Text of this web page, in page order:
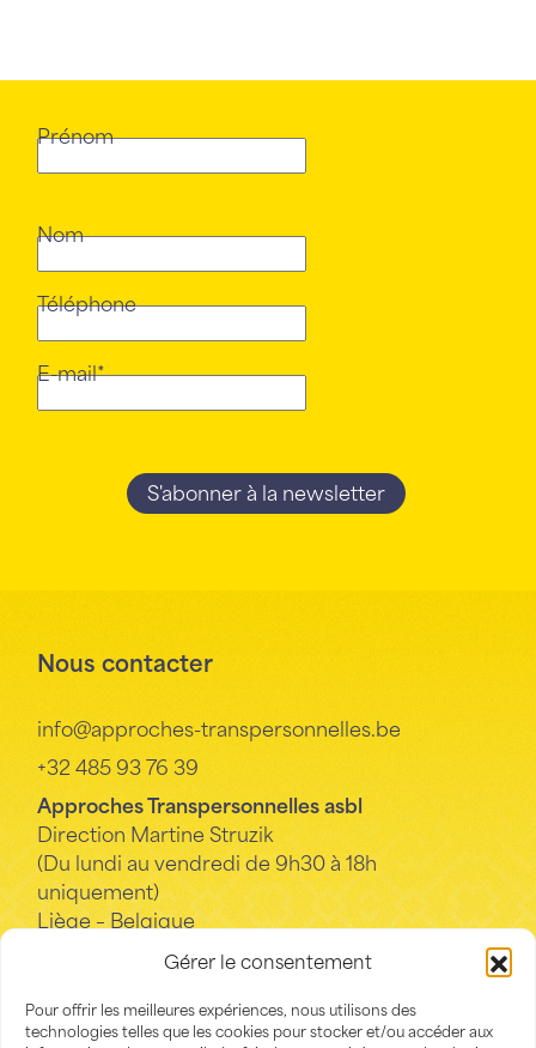
Gérer le consentement
Pour offrir les meilleures expériences, nous utilisons des
technologies telles que les cookies pour stocker et/ou accéder aux
Prénom
Nom
Téléphone
E-mail*
Nous contacter
info@approches-transpersonnelles.be
+32 485 93 76 39
Approches Transpersonnelles asbl
Direction Martine Struzik
(Du lundi au vendredi de 9h30 à 18h
uniquement)
Liège – Belgique